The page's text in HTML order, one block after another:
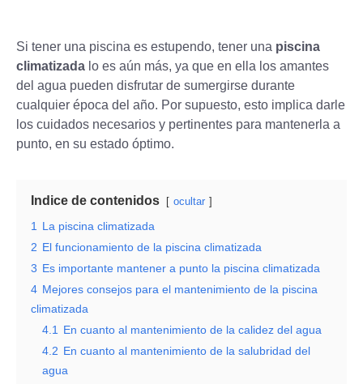
Si tener una piscina es estupendo, tener una piscina
climatizada lo es aún más, ya que en ella los amantes
del agua pueden disfrutar de sumergirse durante
cualquier época del año. Por supuesto, esto implica darle
los cuidados necesarios y pertinentes para mantenerla a
punto, en su estado óptimo.
Indice de contenidos ocultar
1 La piscina climatizada
2 El funcionamiento de la piscina climatizada
3 Es importante mantener a punto la piscina climatizada
4 Mejores consejos para el mantenimiento de la piscina
climatizada
4.1 En cuanto al mantenimiento de la calidez del agua
4.2 En cuanto al mantenimiento de la salubridad del
agua